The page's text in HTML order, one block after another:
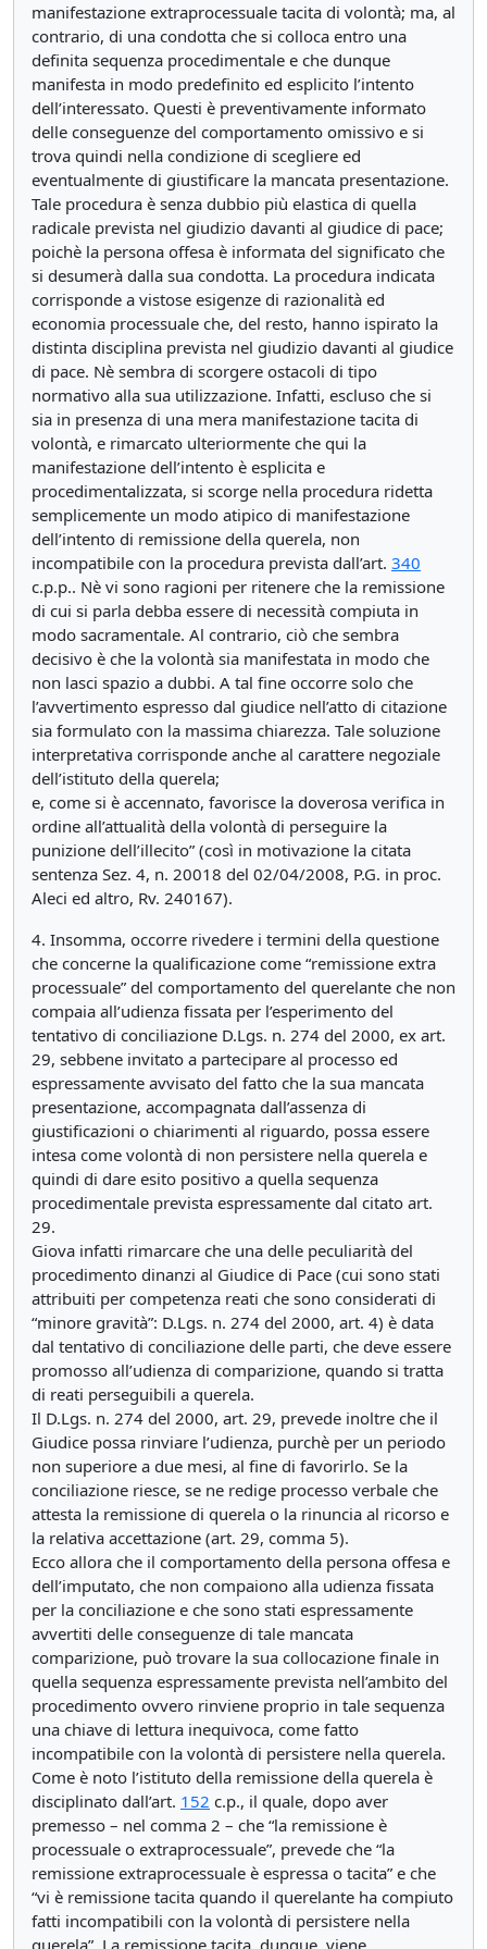
manifestazione extraprocessuale tacita di volontà; ma, al
contrario, di una condotta che si colloca entro una
definita sequenza procedimentale e che dunque
manifesta in modo predefinito ed esplicito l’intento
dell’interessato. Questi è preventivamente informato
delle conseguenze del comportamento omissivo e si
trova quindi nella condizione di scegliere ed
eventualmente di giustificare la mancata presentazione.
Tale procedura è senza dubbio più elastica di quella
radicale prevista nel giudizio davanti al giudice di pace;
poichè la persona offesa è informata del significato che
si desumerà dalla sua condotta. La procedura indicata
corrisponde a vistose esigenze di razionalità ed
economia processuale che, del resto, hanno ispirato la
distinta disciplina prevista nel giudizio davanti al giudice
di pace. Nè sembra di scorgere ostacoli di tipo
normativo alla sua utilizzazione. Infatti, escluso che si
sia in presenza di una mera manifestazione tacita di
volontà, e rimarcato ulteriormente che qui la
manifestazione dell’intento è esplicita e
procedimentalizzata, si scorge nella procedura ridetta
semplicemente un modo atipico di manifestazione
dell’intento di remissione della querela, non
incompatibile con la procedura prevista dall’art. 340
c.p.p.. Nè vi sono ragioni per ritenere che la remissione
di cui si parla debba essere di necessità compiuta in
modo sacramentale. Al contrario, ciò che sembra
decisivo è che la volontà sia manifestata in modo che
non lasci spazio a dubbi. A tal fine occorre solo che
l’avvertimento espresso dal giudice nell’atto di citazione
sia formulato con la massima chiarezza. Tale soluzione
interpretativa corrisponde anche al carattere negoziale
dell’istituto della querela;
e, come si è accennato, favorisce la doverosa verifica in
ordine all’attualità della volontà di perseguire la
punizione dell’illecito” (così in motivazione la citata
sentenza Sez. 4, n. 20018 del 02/04/2008, P.G. in proc.
Aleci ed altro, Rv. 240167).
4. Insomma, occorre rivedere i termini della questione
che concerne la qualificazione come “remissione extra
processuale” del comportamento del querelante che non
compaia all’udienza fissata per l’esperimento del
tentativo di conciliazione D.Lgs. n. 274 del 2000, ex art.
29, sebbene invitato a partecipare al processo ed
espressamente avvisato del fatto che la sua mancata
presentazione, accompagnata dall’assenza di
giustificazioni o chiarimenti al riguardo, possa essere
intesa come volontà di non persistere nella querela e
quindi di dare esito positivo a quella sequenza
procedimentale prevista espressamente dal citato art.
29.
Giova infatti rimarcare che una delle peculiarità del
procedimento dinanzi al Giudice di Pace (cui sono stati
attribuiti per competenza reati che sono considerati di
“minore gravità”: D.Lgs. n. 274 del 2000, art. 4) è data
dal tentativo di conciliazione delle parti, che deve essere
promosso all’udienza di comparizione, quando si tratta
di reati perseguibili a querela.
Il D.Lgs. n. 274 del 2000, art. 29, prevede inoltre che il
Giudice possa rinviare l’udienza, purchè per un periodo
non superiore a due mesi, al fine di favorirlo. Se la
conciliazione riesce, se ne redige processo verbale che
attesta la remissione di querela o la rinuncia al ricorso e
la relativa accettazione (art. 29, comma 5).
Ecco allora che il comportamento della persona offesa e
dell’imputato, che non compaiono alla udienza fissata
per la conciliazione e che sono stati espressamente
avvertiti delle conseguenze di tale mancata
comparizione, può trovare la sua collocazione finale in
quella sequenza espressamente prevista nell’ambito del
procedimento ovvero rinviene proprio in tale sequenza
una chiave di lettura inequivoca, come fatto
incompatibile con la volontà di persistere nella querela.
Come è noto l’istituto della remissione della querela è
disciplinato dall’art. 152 c.p., il quale, dopo aver
premesso – nel comma 2 – che “la remissione è
processuale o extraprocessuale”, prevede che “la
remissione extraprocessuale è espressa o tacita” e che
“vi è remissione tacita quando il querelante ha compiuto
fatti incompatibili con la volontà di persistere nella
querela”. La remissione tacita, dunque, viene